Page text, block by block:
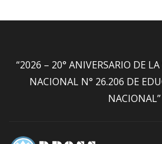
“2026 – 20° ANIVERSARIO DE
NACIONAL N° 26.206 DE
NACIONAL”